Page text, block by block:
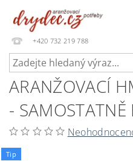
+420 732 219 788
ARANŽOVACÍ
- SAMOSTATNĚ
Tip